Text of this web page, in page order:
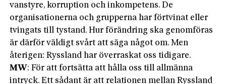
vanstyre, korruption och inkompetens. De
organisationerna och grupperna har förtvinat eller
tvingats till tystand. Hur förändring ska genomföras
är därför väldigt svårt att säga något om. Men
återigen: Ryssland har överraskat oss tidigare.
MW: För att fortsätta att hålla oss till allmänna
intryck. Ett sådant är att relationen mellan Ryssland